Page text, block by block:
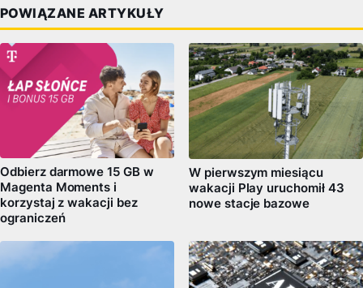
POWIĄZANE ARTYKUŁY
Odbierz darmowe 15 GB w
Magenta Moments i
korzystaj z wakacji bez
ograniczeń
W pierwszym miesiącu
wakacji Play uruchomił 43
nowe stacje bazowe